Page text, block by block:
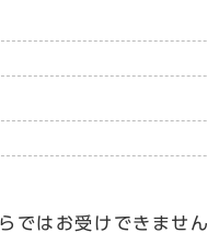
ではお受けできませ